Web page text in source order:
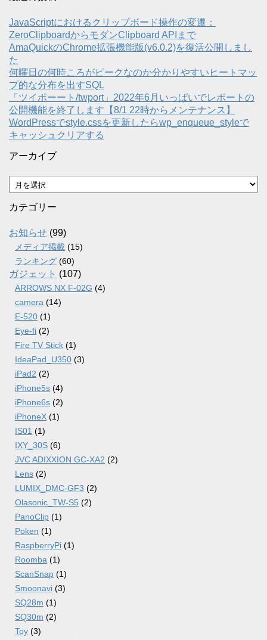
JavaScriptにおけるクリップボード操作の変遷：
ZeroClipboardからモダンClipboard APIまで
AmaQuickのChrome拡張機能版(v6.0.2)を復活公開しまし
た
何曜日の何時ころがピークなのか分かりやすいヒートマッ
プ的な分布を出すSQL
「ツイポーート/twport」2022年6月いっぱいでレポートの
公開機能を終了します【8/1 22時からメンテナンス】
WordPressでstyle.cssを更新したらwp_enqueue_styleで
キャッシュクリアする
アーカイブ
ア
ー
カ
ブ
カテゴリー
お知らせ (99)
メディア掲載 (15)
ランキング (60)
ガジェット (107)
ARROWS NX F-02G (4)
camera (14)
E-520 (1)
Eye-fi (2)
Fire TV Stick (1)
IdeaPad_U350 (3)
iPad2 (2)
iPhone5s (4)
iPhone6s (2)
iPhoneX (1)
IS01 (1)
IXY_30S (6)
JVC ADIXXION GC-XA2 (2)
Lens (2)
LUMIX_DMC-GF3 (2)
Olasonic_TW-S5 (2)
PanoClip (1)
Poken (1)
RaspberryPi (1)
Roomba (1)
ScanSnap (1)
Smoonavi (3)
SQ28m (1)
SQ30m (2)
Toy (3)